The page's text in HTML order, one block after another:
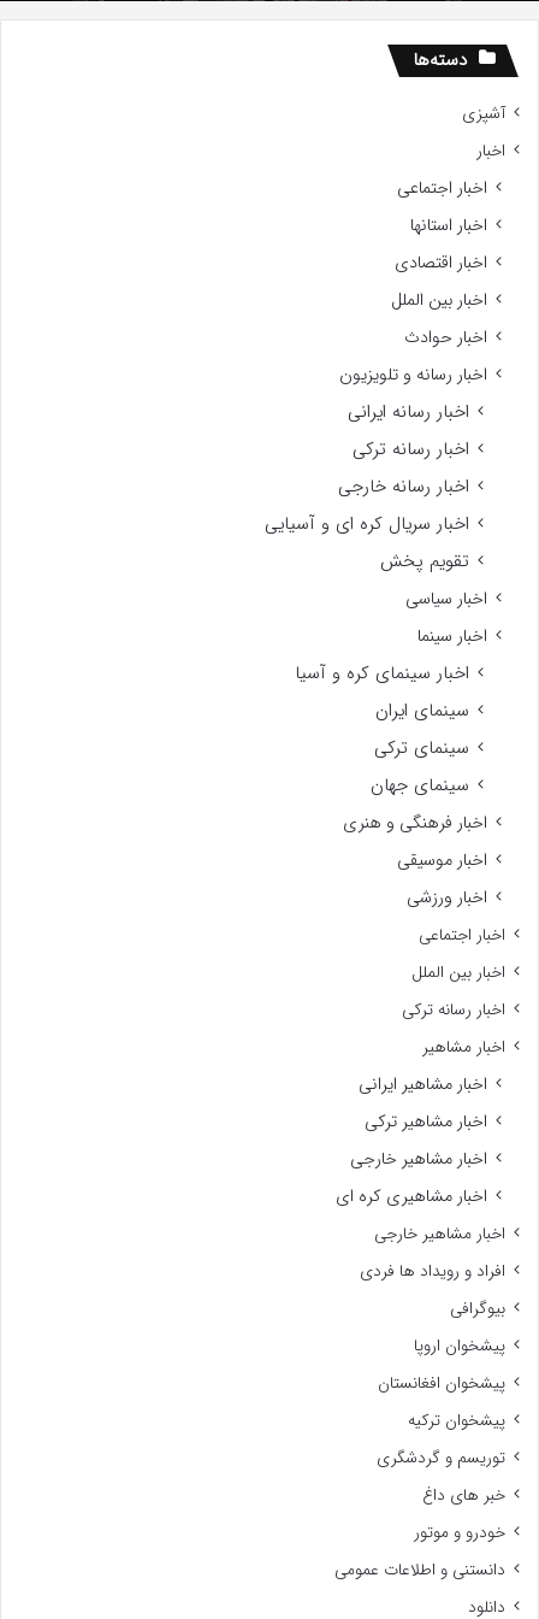
دسته‌ها
آشپزی
اخبار
اخبار اجتماعی
اخبار استانها
اخبار اقتصادی
اخبار بین الملل
اخبار حوادث
اخبار رسانه و تلویزیون
اخبار رسانه ایرانی
اخبار رسانه ترکی
اخبار رسانه خارجی
اخبار سریال کره ای و آسیایی
تقویم پخش
اخبار سیاسی
اخبار سینما
اخبار سینمای کره و آسیا
سینمای ایران
سینمای ترکی
سینمای جهان
اخبار فرهنگی و هنری
اخبار موسیقی
اخبار ورزشی
اخبار اجتماعی
اخبار بین الملل
اخبار رسانه ترکی
اخبار مشاهیر
اخبار مشاهیر ایرانی
اخبار مشاهیر ترکی
اخبار مشاهیر خارجی
اخبار مشاهیری کره ای
اخبار مشاهیر خارجی
افراد و رویداد ها فردی
بیوگرافی
پیشخوان اروپا
پیشخوان افغانستان
پیشخوان ترکیه
توریسم و گردشگری
خبر های داغ
خودرو و موتور
دانستنی و اطلاعات عمومی
دانلود